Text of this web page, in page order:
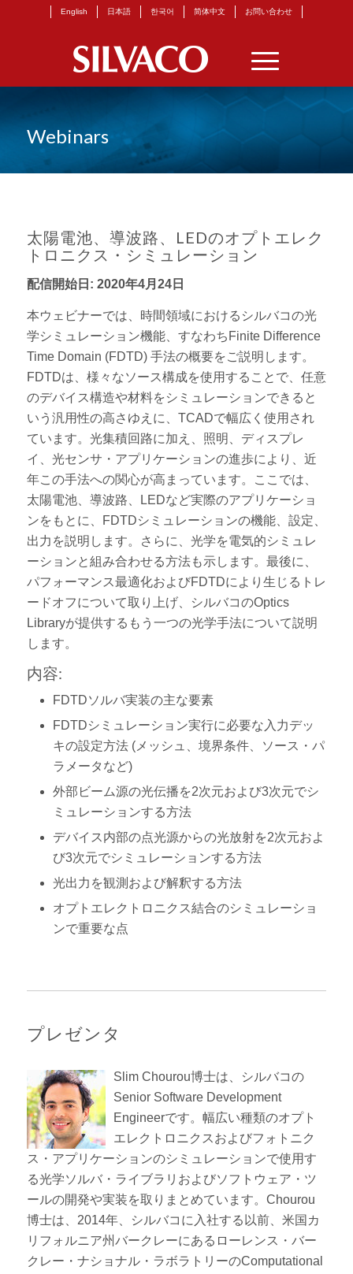
English 日本語 한국어 简体中文 お問い合わせ
Webinars
太陽電池、導波路、LEDのオプトエレク
トロニクス・シミュレーション
配信開始日: 2020年4月24日
本ウェビナーでは、時間領域におけるシルバコの光
学シミュレーション機能、すなわちFinite Difference
Time Domain (FDTD) 手法の概要をご説明します。
FDTDは、様々なソース構成を使用することで、任意
のデバイス構造や材料をシミュレーションできると
いう汎用性の高さゆえに、TCADで幅広く使用され
ています。光集積回路に加え、照明、ディスプレ
イ、光センサ・アプリケーションの進歩により、近
年この手法への関心が高まっています。ここでは、
太陽電池、導波路、LEDなど実際のアプリケーショ
ンをもとに、FDTDシミュレーションの機能、設定、
出力を説明します。さらに、光学を電気的シミュレ
ーションと組み合わせる方法も示します。最後に、
パフォーマンス最適化およびFDTDにより生じるトレ
ードオフについて取り上げ、シルバコのOptics
Libraryが提供するもう一つの光学手法について説明
します。
内容:
FDTDソルバ実装の主な要素
FDTDシミュレーション実行に必要な入力デッ
キの設定方法 (メッシュ、境界条件、ソース・パ
ラメータなど)
外部ビーム源の光伝播を2次元および3次元でシ
ミュレーションする方法
デバイス内部の点光源からの光放射を2次元およ
び3次元でシミュレーションする方法
光出力を観測および解釈する方法
オプトエレクトロニクス結合のシミュレーショ
ンで重要な点
プレゼンタ
Slim Chourou博士は、シルバコの
Senior Software Development
Engineerです。幅広い種類のオプト
エレクトロニクスおよびフォトニク
ス・アプリケーションのシミュレーションで使用す
る光学ソルバ・ライブラリおよびソフトウェア・ツ
ールの開発や実装を取りまとめています。Chourou
博士は、2014年、シルバコに入社する以前、米国カ
リフォルニア州バークレーにあるローレンス・バー
クレー・ナショナル・ラボラトリーのComputational